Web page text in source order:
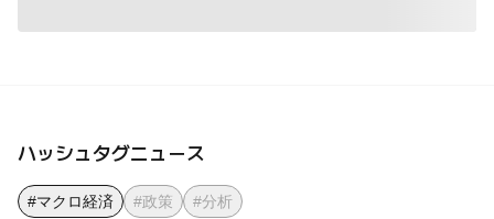
ハッシュタグニュース
#マクロ経済 #政策 #分析